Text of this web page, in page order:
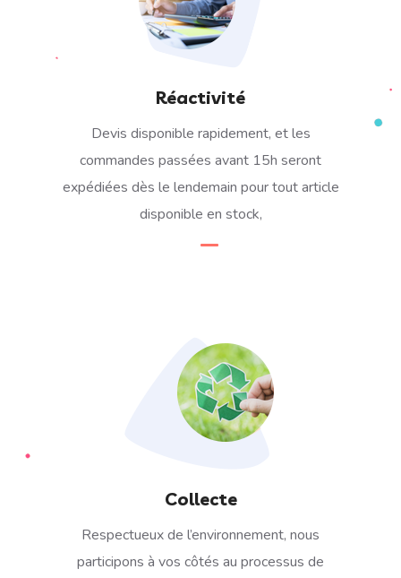
Réactivité
Devis disponible rapidement, et les
commandes passées avant 15h seront
expédiées dès le lendemain pour tout article
disponible en stock,
Collecte
Respectueux de l’environnement, nous
participons à vos côtés au processus de